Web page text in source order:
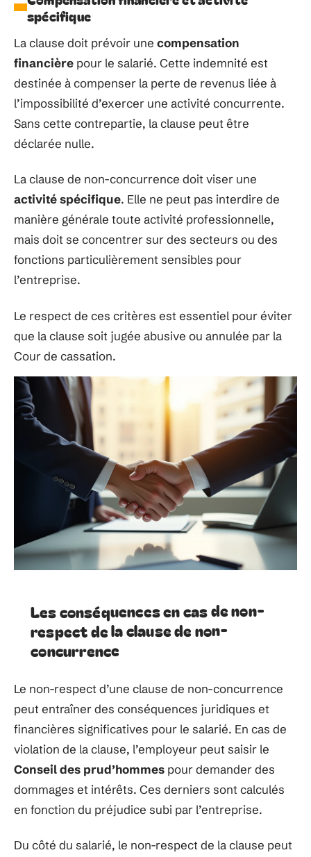
spécifique
La clause doit prévoir une compensation
financière pour le salarié. Cette indemnité est
destinée à compenser la perte de revenus liée à
l’impossibilité d’exercer une activité concurrente.
Sans cette contrepartie, la clause peut être
déclarée nulle.
La clause de non-concurrence doit viser une
activité spécifique. Elle ne peut pas interdire de
manière générale toute activité professionnelle,
mais doit se concentrer sur des secteurs ou des
fonctions particulièrement sensibles pour
l’entreprise.
Le respect de ces critères est essentiel pour éviter
que la clause soit jugée abusive ou annulée par la
Cour de cassation.
Les conséquences en cas de non-
respect de la clause de non-
concurrence
Le non-respect d’une clause de non-concurrence
peut entraîner des conséquences juridiques et
financières significatives pour le salarié. En cas de
violation de la clause, l’employeur peut saisir le
Conseil des prud’hommes pour demander des
dommages et intérêts. Ces derniers sont calculés
en fonction du préjudice subi par l’entreprise.
Du côté du salarié, le non-respect de la clause peut